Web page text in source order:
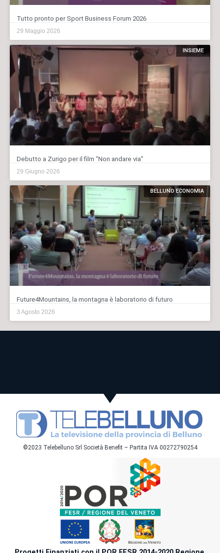
Tutto pronto per Sport Business Forum 2026
29 Maggio 2026
INSIEME
Debutto a Zurigo per il film “Non andare via”
29 Giugno 2026
BELLUNO ECONOMIA
Future4Mountains, la montagna è laboratorio di futuro
3 Agosto 2026
©2023 Telebelluno Srl Società Benefit – Partita IVA 00272790254